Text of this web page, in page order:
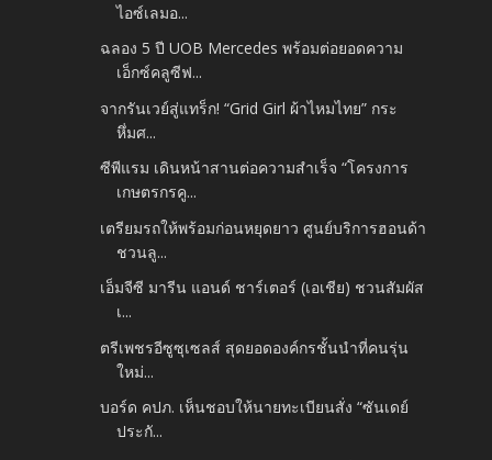
ไอซ์เลมอ...
ฉลอง 5 ปี UOB Mercedes พร้อมต่อยอดความ
เอ็กซ์คลูซีฟ...
จากรันเวย์สู่แทร็ก! “Grid Girl ผ้าไหมไทย” กระ
หึ่มศ...
ซีพีแรม เดินหน้าสานต่อความสำเร็จ “โครงการ
เกษตรกรคู...
เตรียมรถให้พร้อมก่อนหยุดยาว ศูนย์บริการฮอนด้า
ชวนลู...
เอ็มจีซี มารีน แอนด์ ชาร์เตอร์ (เอเชีย) ชวนสัมผัส
เ...
ตรีเพชรอีซูซุเซลส์ สุดยอดองค์กรชั้นนำที่คนรุ่น
ใหม่...
บอร์ด คปภ. เห็นชอบให้นายทะเบียนสั่ง “ซันเดย์
ประกั...